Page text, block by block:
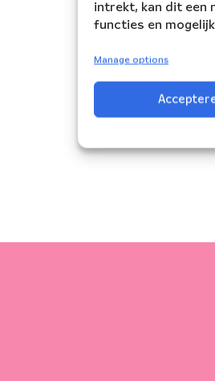
intrekt, kan dit een
functies en
Manage options